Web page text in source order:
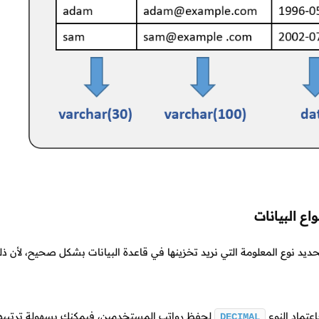
البيانات
نوع المعلومة التي نريد تخزينها في قاعدة البيانات بشكل صحيح، لأن
النوع لحفظ رواتب المستخدمين، فيمكنك بسهولة